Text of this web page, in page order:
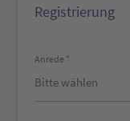
Registrierung
Anrede *